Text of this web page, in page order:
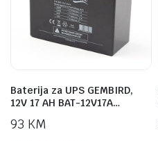
Baterija za UPS GEMBIRD,
12V 17 AH BAT-12V17A…
93 KM